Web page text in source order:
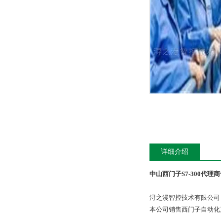
详细介绍
中山西门子S7-300代理
浔之漫智控技术有限公
本公司销售西门子自动